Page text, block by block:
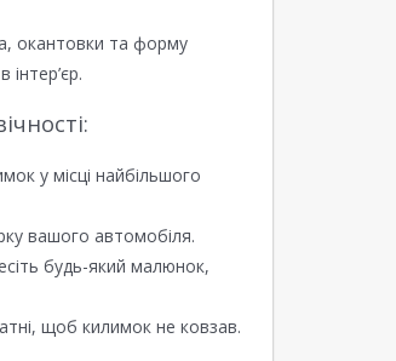
окантовки та форму
у місці найбільшого
вашого автомобіля.
будь-який малюнок,
щоб килимок не ковзав.